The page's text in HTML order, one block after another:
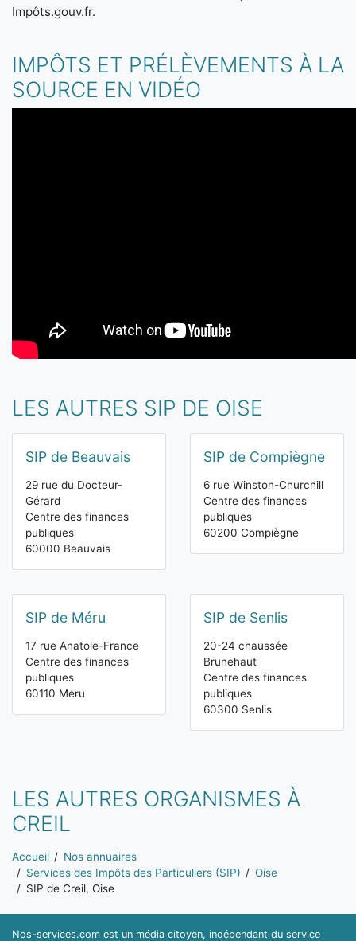
Impôts.gouv.fr.
IMPÔTS ET PRÉLÈVEMENTS À LA
SOURCE EN VIDÉO
LES AUTRES SIP DE OISE
SIP de Beauvais
29 rue du Docteur-
Gérard
Centre des finances
publiques
60000 Beauvais
SIP de Compiègne
6 rue Winston-Churchill
Centre des finances
publiques
60200 Compiègne
SIP de Méru
17 rue Anatole-France
Centre des finances
publiques
60110 Méru
SIP de Senlis
20-24 chaussée
Brunehaut
Centre des finances
publiques
60300 Senlis
LES AUTRES ORGANISMES À
CREIL
Vous êtes ici:
Accueil
Nos annuaires
Services des Impôts des Particuliers (SIP)
Oise
SIP de Creil, Oise
Nos-services.com est un média citoyen, indépendant du service